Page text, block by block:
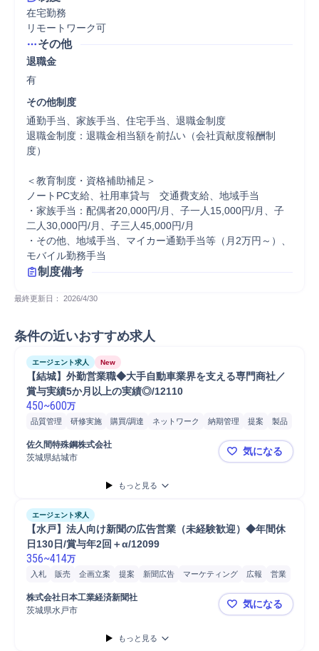
在宅勤務
リモートワーク可
その他
退職金
有
その他制度
通勤手当、家族手当、住宅手当、退職金制度
退職金制度：退職金相当額を前払い（会社貢献度報酬制
度）
＜教育制度・資格補助補足＞
ノートPC支給、社用車貸与　交通費支給、地域手当
・家族手当：配偶者20,000円/月、子一人15,000円/月、子
二人30,000円/月、子三人45,000円/月
・その他、地域手当、マイカー通勤手当等（月2万円～）、
モバイル勤務手当
制度備考
最終更新日： 2026/4/30
条件の近いおすすめ求人
エージェント求人 New
【結城】外勤営業職◆大手自動車業界を支える専門商社／
賞与実績5か月以上の実績◎/12110
450~600万
品質管理 研修実施 購買/調達 ネットワーク 納期管理 提案
製品
新規事業
価格交渉
コスト削減
携帯電話/PC/PC周辺機器
品質保証
佐久間特殊鋼株式会社
茨城県結城市
【結城】外
気になる
もっと見る
エージェント求人
【水戸】法人向け新聞の広告営業（未経験歓迎）◆年間休
日130日/賞与年2回＋α/12099
356~414万
入札 販売 企画立案 提案 新聞広告 マーケティング 広報
営業
情報通信
既存顧客 営業活動
メディア取材対応
自動車/輸送機器
PC/Web
Microsoft Excel Microsoft Word
株式会社日本工業経済新聞社
茨城県水戸市
【水戸】法
気になる
もっと見る